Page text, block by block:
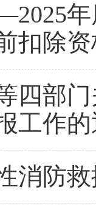
扣除
四部
工作
消防